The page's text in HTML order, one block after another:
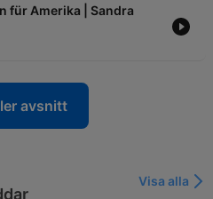
für Amerika | Sandra
avsnitt
Visa alla